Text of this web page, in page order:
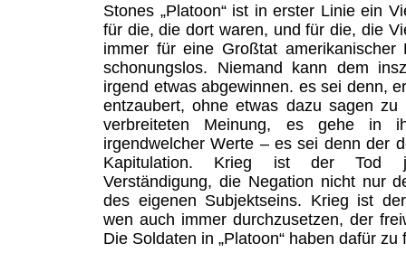
Stones „Platoon“ ist in erster Linie ein
für die, die dort waren, und für die, die
immer für eine Großtat amerikanischer
schonungslos. Niemand kann dem
irgend etwas abgewinnen. es sei denn,
entzaubert, ohne etwas dazu sagen
verbreiteten Meinung, es gehe in
irgendwelcher Werte – es sei denn der
Kapitulation. Krieg ist der Tod
Verständigung, die Negation nicht nur
des eigenen Subjektseins. Krieg ist
wen auch immer durchzusetzen, der
Die Soldaten in „Platoon“ haben dafür zu